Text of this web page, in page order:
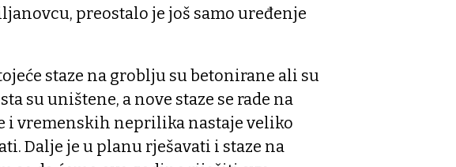
preostalo je još samo uređenje
staze na groblju su betonirane ali su
su uništene, a nove staze se rade na
i vremenskih neprilika nastaje veliko
Dalje je u planu rješavati i staze na